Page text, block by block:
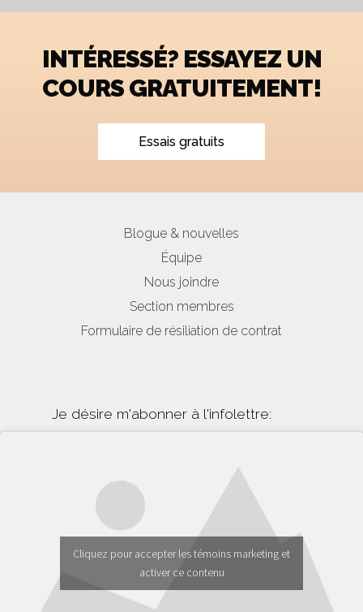
INTÉRESSÉ? ESSAYEZ UN
COURS GRATUITEMENT!
Essais gratuits
Blogue & nouvelles
Équipe
Nous joindre
Section membres
Formulaire de résiliation de contrat
Je désire m'abonner à l'infolettre:
Cliquez pour accepter les témoins marketing et
activer ce contenu